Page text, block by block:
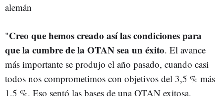
alemán
"Creo que hemos creado así las condiciones para
que la cumbre de la OTAN sea un éxito. El avance
más importante se produjo el año pasado, cuando casi
todos nos comprometimos con objetivos del 3,5 % más
1,5 %. Eso sentó las bases de una OTAN exitosa,